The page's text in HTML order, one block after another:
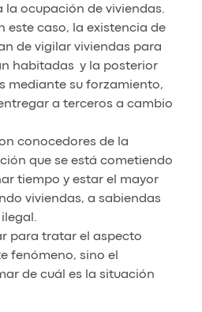
ocupación de viviendas.
este caso, la existencia de
de vigilar viviendas para
habitadas y la posterior
mediante su forzamiento,
a terceros a cambio
conocedores de la
que se está cometiendo
tiempo y estar el mayor
viviendas, a sabiendas
para tratar el aspecto
fenómeno, sino el
de cuál es la situación